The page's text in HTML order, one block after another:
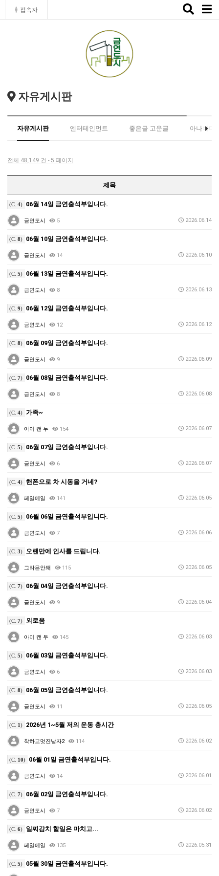
접속자
Toggle
자유게시판
자유게시판 엔터테인먼트 좋은글 고운글 아나바다
전체 48,149 건 - 5 페이지
제목
(C. 4) 06월 14일 금연출석부입니다.
금연도시 5 2026.06.14
(C. 8) 06월 10일 금연출석부입니다.
금연도시 14 2026.06.10
(C. 5) 06월 13일 금연출석부입니다.
금연도시 8 2026.06.13
(C. 9) 06월 12일 금연출석부입니다.
금연도시 12 2026.06.12
(C. 8) 06월 09일 금연출석부입니다.
금연도시 9 2026.06.09
(C. 7) 06월 08일 금연출석부입니다.
금연도시 8 2026.06.08
(C. 4) 가족~
아이 캔 두 154 2026.06.07
(C. 5) 06월 07일 금연출석부입니다.
금연도시 6 2026.06.07
(C. 4) 핸폰으로 차 시동을 거네?
페일에일 141 2026.06.05
(C. 5) 06월 06일 금연출석부입니다.
금연도시 7 2026.06.06
(C. 3) 오랜만에 인사를 드립니다.
그라믄안돼 115 2026.06.05
(C. 7) 06월 04일 금연출석부입니다.
금연도시 9 2026.06.04
(C. 7) 외로움
아이 캔 두 145 2026.06.03
(C. 5) 06월 03일 금연출석부입니다.
금연도시 6 2026.06.03
(C. 8) 06월 05일 금연출석부입니다.
금연도시 11 2026.06.05
(C. 1) 2026년 1~5월 저의 운동 총시간
착하고멋진남자2 114 2026.06.02
(C. 10) 06월 01일 금연출석부입니다.
금연도시 14 2026.06.01
(C. 7) 06월 02일 금연출석부입니다.
금연도시 7 2026.06.02
(C. 6) 일찌감치 할일은 마치고...
페일에일 135 2026.05.31
(C. 5) 05월 30일 금연출석부입니다.